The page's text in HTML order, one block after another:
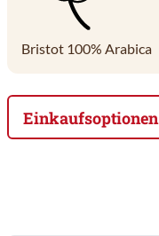
Bristot 100% Arabica
Einkaufsoptionen